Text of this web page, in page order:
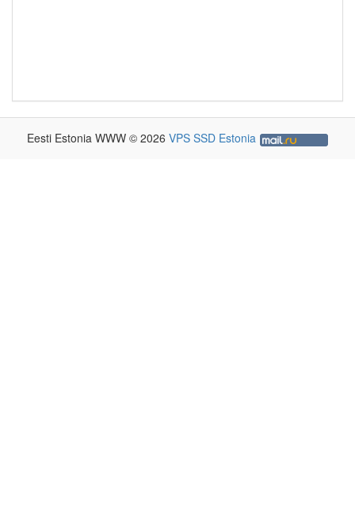
Eesti Estonia WWW © 2026 VPS SSD Estonia